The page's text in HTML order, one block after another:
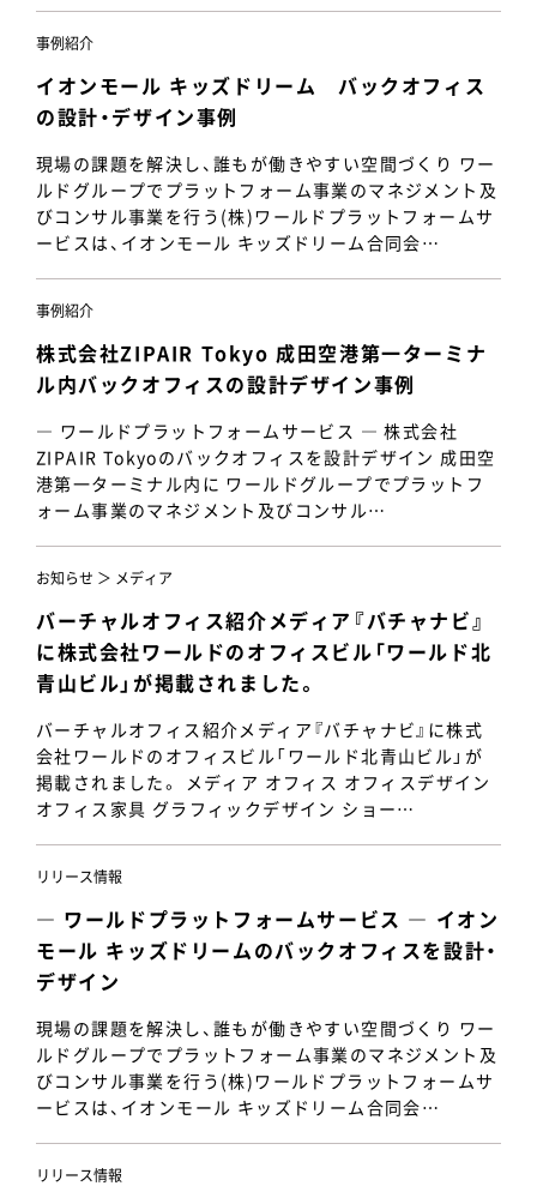
事例紹介
イオンモール キッズドリーム バックオフィス
の設計・デザイン事例
現場の課題を解決し、誰もが働きやすい空間づくり ワー
ルドグループでプラットフォーム事業のマネジメント及
びコンサル事業を行う(株)ワールドプラットフォームサ
ービスは、イオンモール キッズドリーム合同会…
事例紹介
株式会社ZIPAIR Tokyo 成田空港第一ターミナ
ル内バックオフィスの設計デザイン事例
― ワールドプラットフォームサービス ― 株式会社
ZIPAIR Tokyoのバックオフィスを設計デザイン 成田空
港第一ターミナル内に ワールドグループでプラットフ
ォーム事業のマネジメント及びコンサル…
お知らせ ＞ メディア
バーチャルオフィス紹介メディア『バチャナビ』
に株式会社ワールドのオフィスビル「ワールド北
青山ビル」が掲載されました。
バーチャルオフィス紹介メディア『バチャナビ』に株式
会社ワールドのオフィスビル「ワールド北青山ビル」が
掲載されました。 メディア オフィス オフィスデザイン
オフィス家具 グラフィックデザイン ショー…
リリース情報
― ワールドプラットフォームサービス ― イオン
モール キッズドリームのバックオフィスを設計・
デザイン
現場の課題を解決し、誰もが働きやすい空間づくり ワー
ルドグループでプラットフォーム事業のマネジメント及
びコンサル事業を行う(株)ワールドプラットフォームサ
ービスは、イオンモール キッズドリーム合同会…
リリース情報